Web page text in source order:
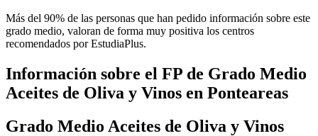
Más del 90% de las personas que han pedido información sobre este
grado medio, valoran de forma muy positiva los centros
recomendados por EstudiaPlus.
Información sobre el FP de Grado Medio
Aceites de Oliva y Vinos en Ponteareas
Grado Medio Aceites de Oliva y Vinos